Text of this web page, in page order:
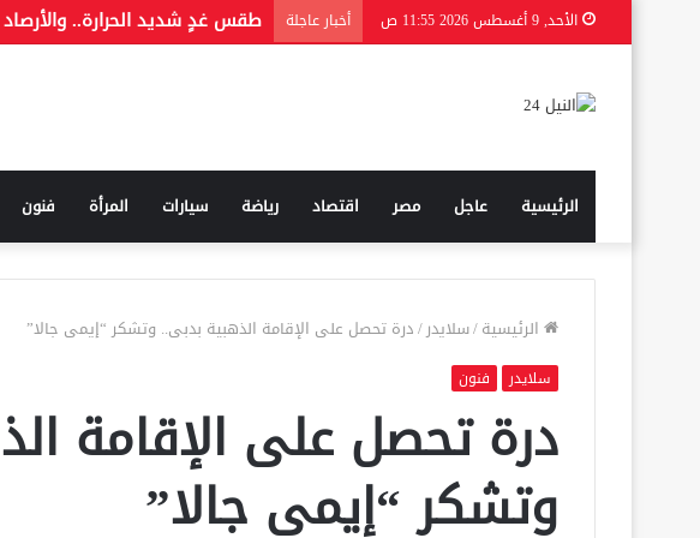
الأحد, 9 أغسطس 2026 11:55 ص أخبار عاجلة من هي الحقيقة وما هو الكذب
الرئيسية عاجل مصر اقتصاد رياضة سيارات المرأة فنون
الرئيسية/سلايدر/درة تحصل على الإقامة الذهبية بدبى.. وتشكر “إيمى جالا”
سلايدر فنون
درة تحصل على الإقامة
وتشكر “إيمى جالا”